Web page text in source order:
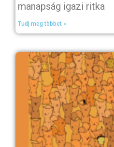
manapság igazi ritka
Tudj meg többet »